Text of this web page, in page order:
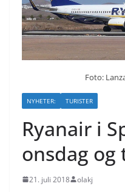
Foto:
NYHETER: TURISTER
Ryanair i
onsdag og
21. juli 2018 olakj